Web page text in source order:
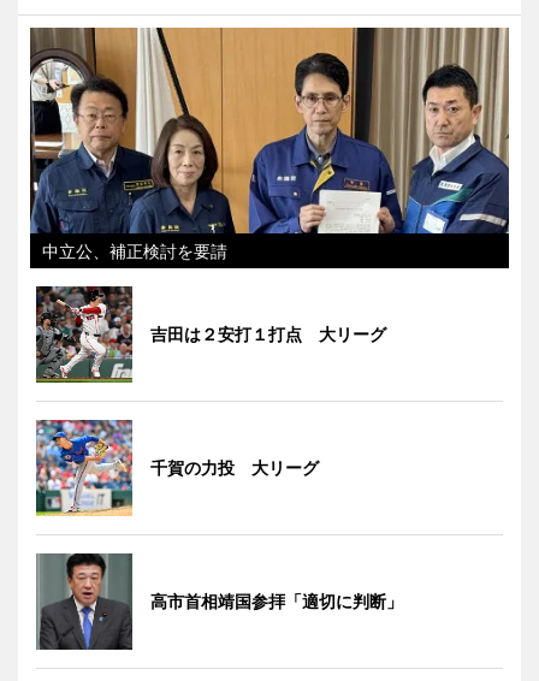
中立公、補正検討を要請
吉田は２安打１打点 大リーグ
千賀の力投 大リーグ
高市首相靖国参拝「適切に判断」